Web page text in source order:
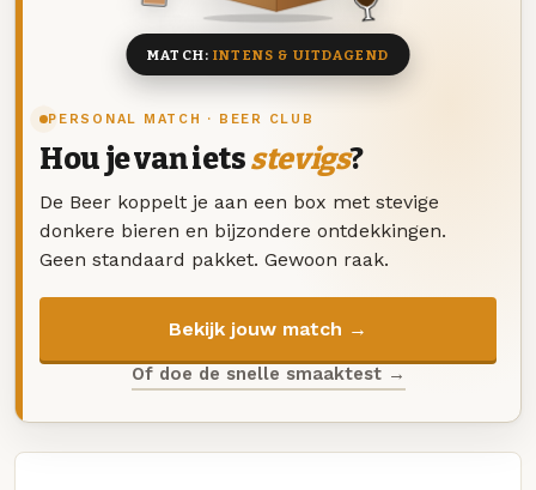
PERSONAL MATCH · BEER CLUB
Hou je van ietsstevigs?
De Beer koppelt je aan een box met stevige
donkere bieren en bijzondere ontdekkingen.
Geen standaard pakket. Gewoon raak.
Bekijk jouw match →
Of doe de snelle smaaktest →
MATCH:INTENS & UITDAGEND